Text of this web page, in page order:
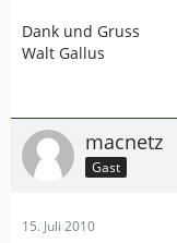
Dank und Gruss
Walt Gallus
macnetz
Gast
15. Juli 2010